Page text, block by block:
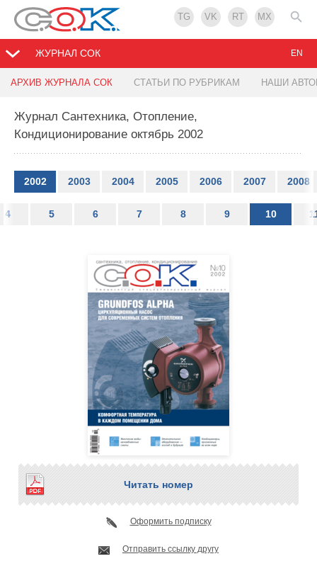
TG VK RT MX
ЖУРНАЛ СОК
АРХИВ ЖУРНАЛА СОК СТАТЬИ ПО РУБРИКАМ НАШИ
EN
Журнал Сантехника, Отопление,
Кондиционирование октябрь 2002
2002 2003 2004 2005 2006 2007 2008
4 5 6 7 8 9 10
Читать номер
Оформить подписку
Отправить ссылку другу